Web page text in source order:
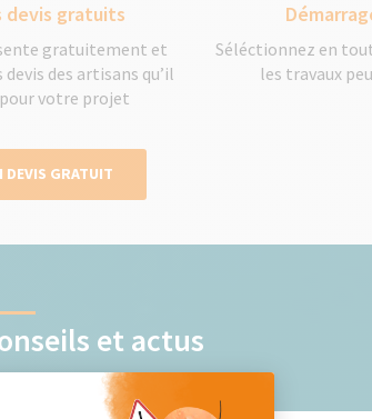
devis gratuits
gratuitement et
des artisans qu’il
votre projet
Séléctionnez en
les travaux
DEVIS GRATUIT
et actus